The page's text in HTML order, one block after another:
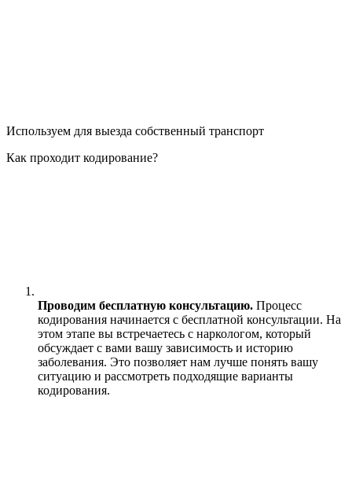
Используем для выезда собственный транспорт
Как проходит кодирование?
Проводим бесплатную консультацию. Процесс
кодирования начинается с бесплатной консультации. На
этом этапе вы встречаетесь с наркологом, который
обсуждает с вами вашу зависимость и историю
заболевания. Это позволяет нам лучше понять вашу
ситуацию и рассмотреть подходящие варианты
кодирования.